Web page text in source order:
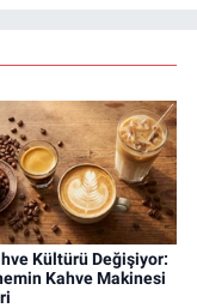
Kültürü Değişiyor:
Kahve Makinesi